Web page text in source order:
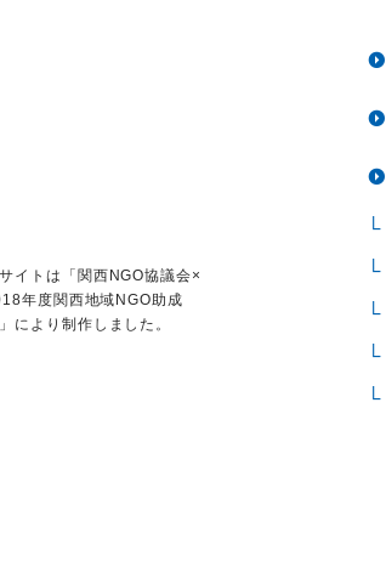
イトは
「関西NGO協議会×
年度関西地域NGO助成
により制作しました。